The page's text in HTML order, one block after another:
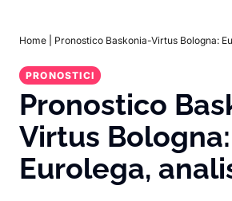
Home Pronostico Baskonia-Virtus Bologna:
PRONOSTICI
Pronostico
Virtus Bologna:
Eurolega,